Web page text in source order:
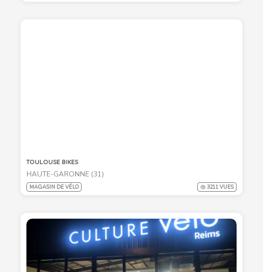
TOULOUSE BIKES
HAUTE-GARONNE (31)
MAGASIN DE VÉLO 3211 VUES